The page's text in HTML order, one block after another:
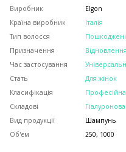
Виробник
Elgon
Країна виробник
Італія
Тип волосся
Пошкоджені
Призначення
Відновлення
Час застосування
Стать
Для жінок
Класифікація
Професійна
Складові
Вид продукції
Шампунь
Об'єм
250, 1000